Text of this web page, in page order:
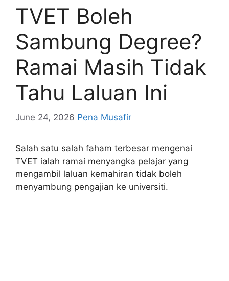
TVET Boleh
Sambung Degree?
Ramai Masih Tidak
Tahu Laluan Ini
June 24, 2026 Pena Musafir
Salah satu salah faham terbesar mengenai
TVET ialah ramai menyangka pelajar yang
mengambil laluan kemahiran tidak boleh
menyambung pengajian ke universiti.